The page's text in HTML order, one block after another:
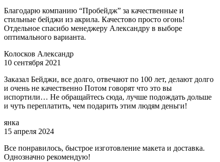
Благодарю компанию “Пробейдж” за качественные и
стильные бейджи из акрила. Качестово просто огонь!
Отдельное спасибо менеджеру Александру в выборе
оптимального варианта.
Колосков Александр
10 сентября 2021
Заказал Бейджи, все долго, отвечают по 100 лет, делают долго
и очень не качественно Потом говорят что это вы
испортили… Не обращайтесь сюда, лучше подождать дольше
и чуть переплатить, чем подарить этим людям деньги!
янка
15 апреля 2024
Все понравилось, быстрое изготовление макета и доставка.
Однозначно рекомендую!